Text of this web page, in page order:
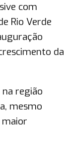
com
Rio Verde
da
região
mesmo
maior